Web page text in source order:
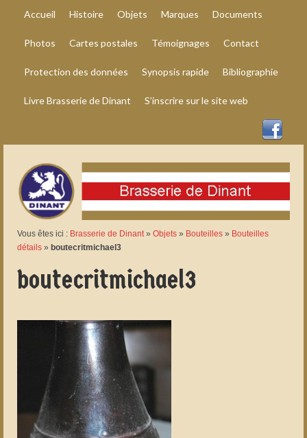
Accueil Histoire Objets Marques Documents
Photos Cartes postales Témoignages Contact
Protection des données Synopsis rapide Bibliographie
Livre Brasserie de Dinant S’inscrire sur le site web
Vous êtes ici : Brasserie de Dinant» Objets » Bouteilles » Bouteilles
détails » boutecritmichael3
boutecritmichael3